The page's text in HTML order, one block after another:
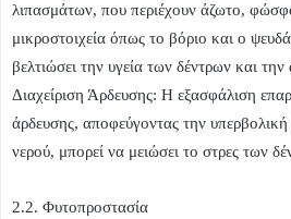
λιπασμάτων, που περιέχουν άζωτο,
μικροστοιχεία όπως το βόριο και ο
βελτιώσει την υγεία των δέντρων και
Διαχείριση Άρδευσης: Η εξασφάλιση
άρδευσης, αποφεύγοντας την
νερού, μπορεί να μειώσει το στρες των
2.2. Φυτοπροστασία